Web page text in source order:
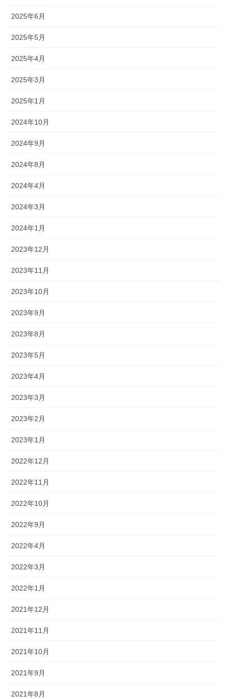
2025年6月
2025年5月
2025年4月
2025年3月
2025年1月
2024年10月
2024年9月
2024年8月
2024年4月
2024年3月
2024年1月
2023年12月
2023年11月
2023年10月
2023年9月
2023年8月
2023年5月
2023年4月
2023年3月
2023年2月
2023年1月
2022年12月
2022年11月
2022年10月
2022年9月
2022年4月
2022年3月
2022年1月
2021年12月
2021年11月
2021年10月
2021年9月
2021年8月